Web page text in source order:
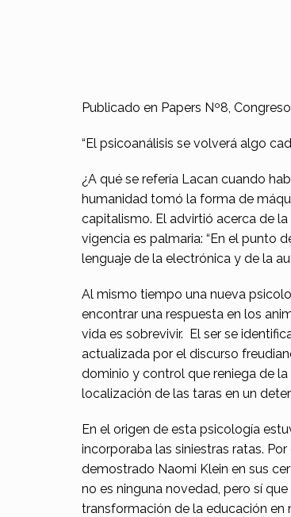
L
a
r
a
t
a
o
l
a
a
r
a
ñ
Publicado en Papers Nº8,
“El psicoanálisis se volverá algo
¿A qué se refería Lacan cuando
humanidad tomó la forma de
capitalismo. El advirtió acerca de
vigencia es palmaria: “En el punto
lenguaje de la electrónica y de la
Al mismo tiempo una nueva
encontrar una respuesta en los
vida es sobrevivir. El ser se
actualizada por el discurso
dominio y control que reniega de
localización de las taras en un
En el origen de esta psicología
incorporaba las siniestras ratas.
demostrado Naomi Klein en sus
no es ninguna novedad, pero sí
transformación de la educación en